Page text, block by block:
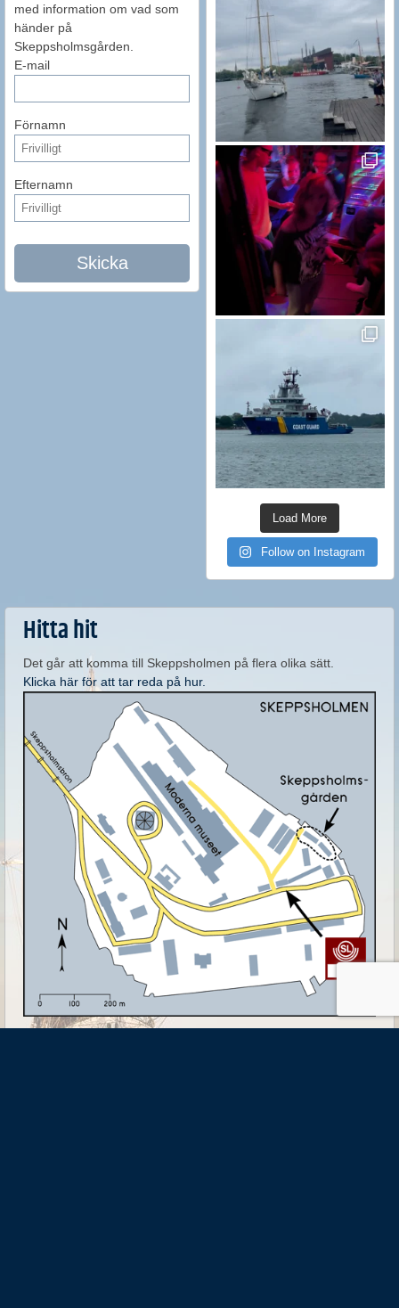
med information om vad som
händer på
Skeppsholmsgården.
E-mail
Förnamn
Efternamn
Skicka
Load More
Follow on Instagram
Hitta hit
Det går att komma till Skeppsholmen på flera olika sätt.
Klicka här för att tar reda på hur.